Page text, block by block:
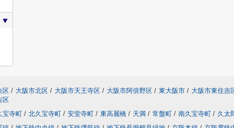
区 / 大阪市北区 / 大阪市天王寺区 / 大阪市阿倍野区 / 東大阪市 / 大阪市東住吉
区
宝寺町 / 北久宝寺町 / 安堂寺町 / 東高麗橋 / 天満 / 常盤町 / 南久宝寺町 / 久太